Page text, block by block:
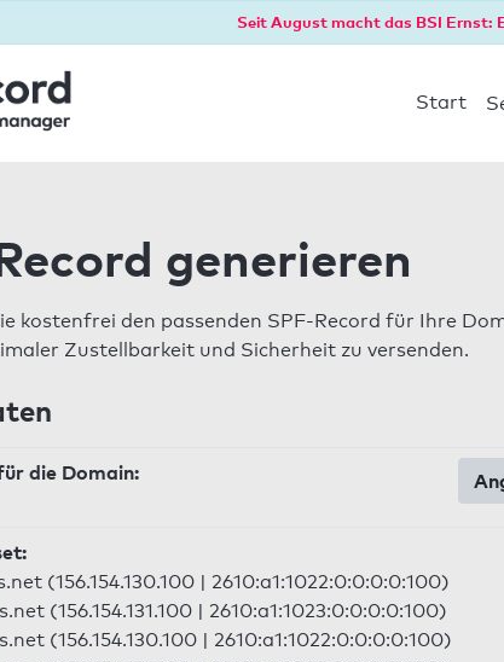
Seit August macht das BSI Ernst:
Start
generieren
kostenfrei den passenden SPF-Record für Ihre
Zustellbarkeit und Sicherheit zu versenden.
die Domain:
(156.154.130.100 | 2610:a1:1022:0:0:0:0:100)
(156.154.131.100 | 2610:a1:1023:0:0:0:0:100)
(156.154.130.100 | 2610:a1:1022:0:0:0:0:100)